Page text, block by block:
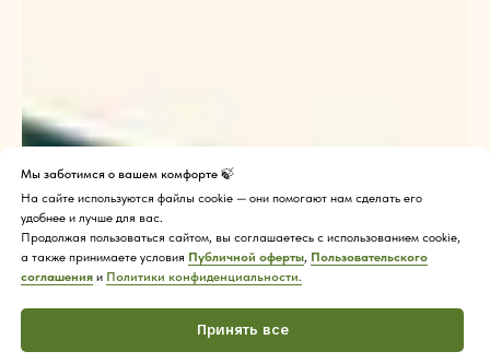
Мы заботимся о вашем комфорте 🍃
На сайте используются файлы cookie — они помогают нам сделать его
удобнее и лучше для вас.
Продолжая пользоваться сайтом, вы соглашаетесь с использованием cookie,
а также принимаете условия Публичной оферты, Пользовательского
соглашения и Политики конфиденциальности.
Принять все